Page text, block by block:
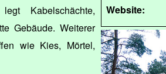
Website:
Kabelschächte,
Gebäude. Weiterer
wie Kies, Mörtel,